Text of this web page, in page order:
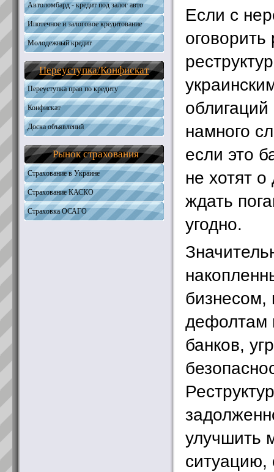
Получить кредит
Автоломбард - кредит под залог авто
Ипотечное и залоговое кредитование
Автокредитование
Кредиты на землю
Наличные под залог
Молодежный кредит
Переуступка/Конфискат
Переуступка прав по кредиту
Конфискат
Доска объявлений
Рынок страхования
Страхование в Украине
Страхование КАСКО
Страховка ОСАГО
Если с
намного
если это
не хотят о
ждать
угодно.
бизнесом,
дефолтам
банков,
улучшить
ситуацию,